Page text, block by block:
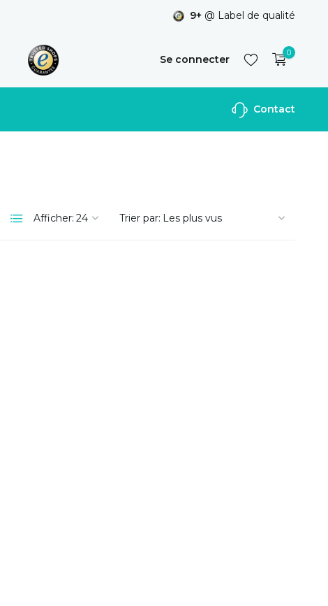
9+ @ Label de qualité
Se connecter
S'inscrire
0
Contact
Afficher: Trier par: